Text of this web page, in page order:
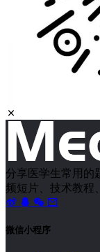
分享医学生常用的
频短片、技术教程
微信小程序